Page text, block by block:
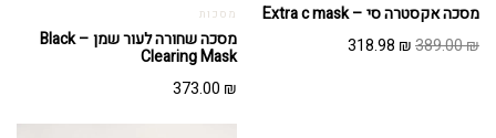
מסכה אקסטרה סי – Extra c mask
389.00₪
המחיר318.98 ₪
המחיר
מסכות
מסכה שחורה לעור שמן – Black
Clearing Mask
373.00 ₪